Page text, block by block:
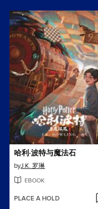
哈利·波特与魔法石
byJ.K. 罗琳
EBOOK
PLACE A HOLD